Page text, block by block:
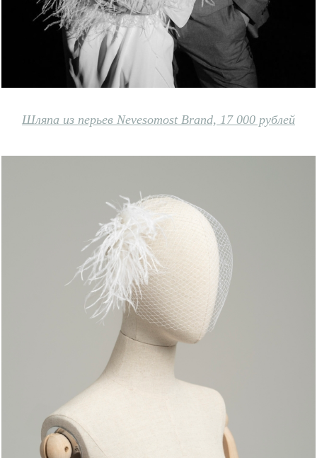
Шляпа из перьев Nevesomost Brand, 17 000 рублей